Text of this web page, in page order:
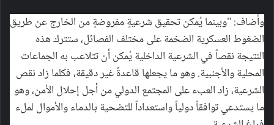
وأضاف: "وبينما يُمكن تحقيق شرعيةٍ مفروضةٍ من الخارج عن طريق
الضغوط العسكرية الضخمة على مختلف الفصائل، ستترك هذه
النتيجة نقصاً في الشرعية الداخلية يُمكن أن تتلاعب به الجماعات
المحلية والأجنبية. وهو ما يجعلها قاعدةً غير دقيقة، فكلما زاد نقص
الشرعية، زاد العبء على المجتمع الدولي من أجل إحلال الأمن، وهو
ما يستدعي توافقاً دولياً واستعداداً للتضحية بالدماء والأموال لملء